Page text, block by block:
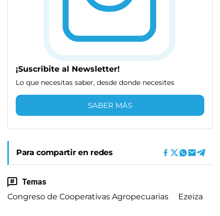
¡Suscribite al Newsletter!
Lo que necesitas saber, desde donde necesites
SABER MÁS
Para compartir en redes
Temas
Congreso de Cooperativas Agropecuarias
Ezeiza